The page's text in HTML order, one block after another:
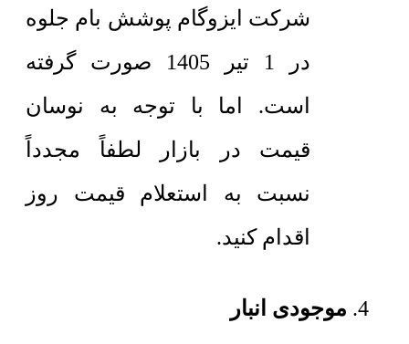
شرکت ایزوگام پوشش بام جلوه
در 1 تیر 1405 صورت گرفته
است. اما با توجه به نوسان
قیمت در بازار لطفاً مجدداً
نسبت به استعلام قیمت روز
اقدام کنید.
موجودی انبار